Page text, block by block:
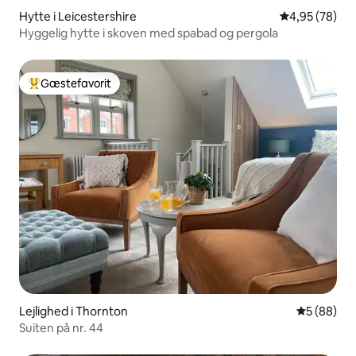
Hytte i Leicestershire 4,95 ud af 5 i
4,95 (78)
Hyggelig hytte i skoven med spabad og pergola
Bedste gæstefavorit
Gæstefavorit
Lejlighed i Thornton 5 ud af 5 i
5 (88)
Suiten på nr. 44